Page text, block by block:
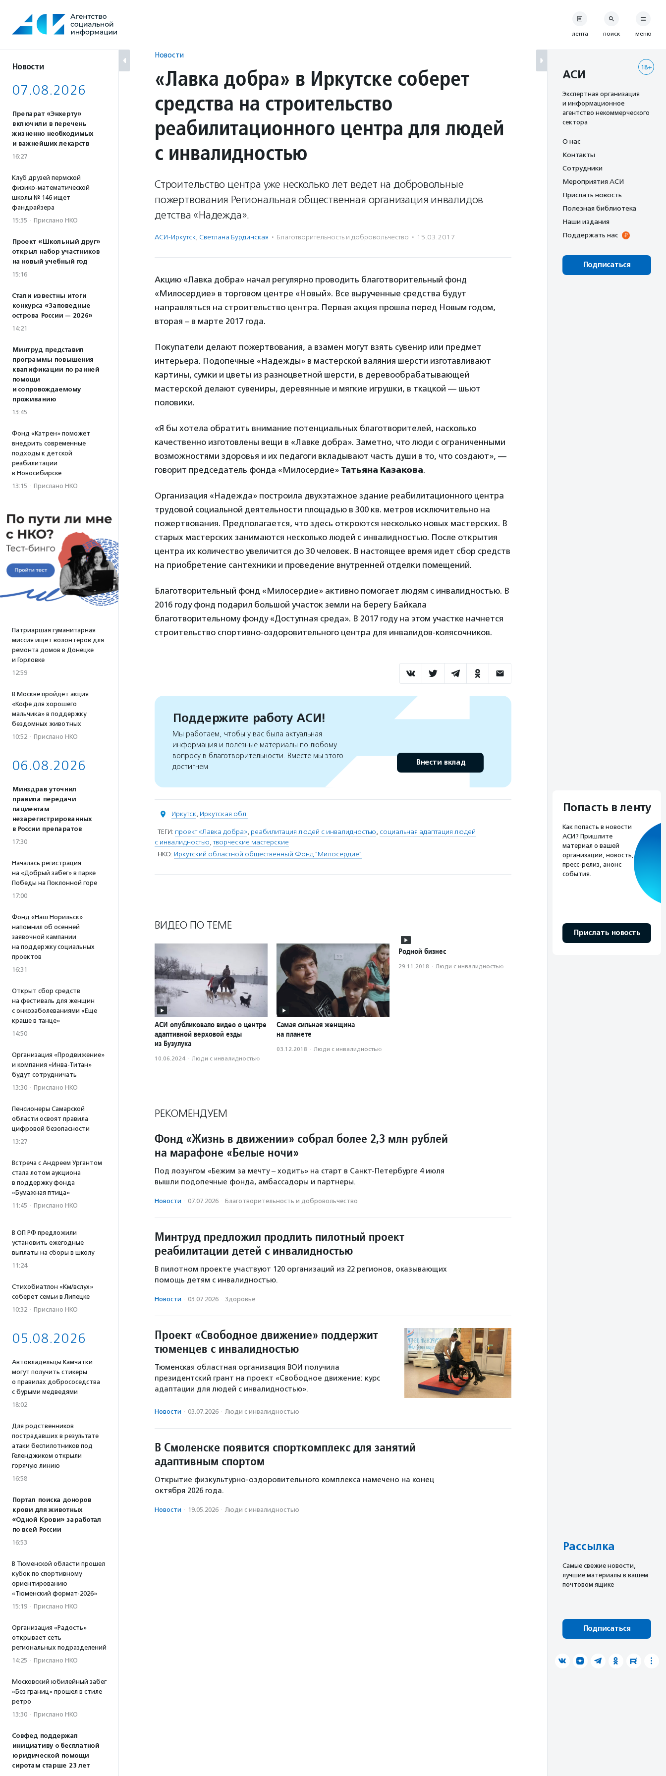
содержанию
Новости
07.08.2026
Препарат «Энхерту»
включили в перечень
жизненно необходимых
и важнейших лекарств
16:27
Клуб друзей пермской
физико-математической
школы № 146 ищет
фандрайзера
15:35 · Прислано НКО
Проект «Школьный друг»
открыл набор участников
на новый учебный год
15:16
Стали известны итоги
конкурса «Заповедные
острова России — 2026»
14:21
Минтруд представил
программы повышения
квалификации по ранней
помощи
и сопровождаемому
проживанию
13:45
Фонд «Катрен» поможет
внедрить современные
подходы к детской
реабилитации
в Новосибирске
13:15 · Прислано НКО
Патриаршая гуманитарная
миссия ищет волонтеров для
ремонта домов в Донецке
и Горловке
12:59
В Москве пройдет акция
«Кофе для хорошего
мальчика» в поддержку
бездомных животных
10:52 · Прислано НКО
06.08.2026
Минздрав уточнил
правила передачи
пациентам
незарегистрированных
в России препаратов
17:30
Началась регистрация
на «Добрый забег» в парке
Победы на Поклонной горе
17:00
Фонд «Наш Норильск»
напомнил об осенней
заявочной кампании
на поддержку социальных
проектов
16:31
Открыт сбор средств
на фестиваль для женщин
с онкозаболеваниями «Еще
краше в танце»
14:50
Организация «Продвижение»
и компания «Инва-Титан»
будут сотрудничать
13:30 · Прислано НКО
Пенсионеры Самарской
области освоят правила
цифровой безопасности
13:27
Встреча с Андреем Ургантом
стала лотом аукциона
в поддержку фонда
«Бумажная птица»
11:45 · Прислано НКО
В ОП РФ предложили
установить ежегодные
выплаты на сборы в школу
11:24
Стихобиатлон «Км/вслух»
соберет семьи в Липецке
10:32 · Прислано НКО
05.08.2026
Автовладельцы Камчатки
могут получить стикеры
о правилах добрососедства
с бурыми медведями
18:02
Для родственников
пострадавших в результате
атаки беспилотников под
Геленджиком открыли
горячую линию
16:58
Портал поиска доноров
крови для животных
«Одной Крови» заработал
по всей России
16:53
В Тюменской области прошел
кубок по спортивному
ориентированию
«Тюменский формат-2026»
15:19 · Прислано НКО
Организация «Радость»
открывает сеть
региональных подразделений
14:25 · Прислано НКО
Московский юбилейный забег
«Без границ» прошел в стиле
ретро
13:30 · Прислано НКО
Совфед поддержал
инициативу о бесплатной
юридической помощи
сиротам старше 23 лет
Новости
«Лавка добра» в Иркутске соберет
средства на строительство
реабилитационного центра для людей
с инвалидностью
Строительство центра уже несколько лет ведет на добровольные
пожертвования Региональная общественная организация инвалидов
детства «Надежда».
АСИ-Иркутск, Светлана Бурдинская · Благотвори­тель­ность и доброволь­чест­во · 15.03.2017
Акцию «Лавка добра» начал регулярно проводить благотворительный фонд
«Милосердие» в торговом центре «Новый». Все вырученные средства будут
направляться на строительство центра. Первая акция прошла перед Новым годом,
вторая – в марте 2017 года.
Покупатели делают пожертвования, а взамен могут взять сувенир или предмет
интерьера. Подопечные «Надежды» в мастерской валяния шерсти изготавливают
картины, сумки и цветы из разноцветной шерсти, в деревообрабатывающей
мастерской делают сувениры, деревянные и мягкие игрушки, в ткацкой — шьют
половики.
«Я бы хотела обратить внимание потенциальных благотворителей, насколько
качественно изготовлены вещи в «Лавке добра». Заметно, что люди с ограниченными
возможностями здоровья и их педагоги вкладывают часть души в то, что создают», —
говорит председатель фонда «Милосердие» Татьяна Казакова.
Организация «Надежда» построила двухэтажное здание реабилитационного центра
трудовой социальной деятельности площадью в 300 кв. метров исключительно на
пожертвования. Предполагается, что здесь откроются несколько новых мастерских. В
старых мастерских занимаются несколько людей с инвалидностью. После открытия
центра их количество увеличится до 30 человек. В настоящее время идет сбор средств
на приобретение сантехники и проведение внутренней отделки помещений.
Благотворительный фонд «Милосердие» активно помогает людям с инвалидностью. В
2016 году фонд подарил большой участок земли на берегу Байкала
благотворительному фонду «Доступная среда». В 2017 году на этом участке начнется
строительство спортивно-оздоровительного центра для инвалидов-колясочников.
Поддержите работу АСИ!
Мы работаем, чтобы у вас была актуальная
информация и полезные материалы по любому
вопросу в благотворительности. Вместе мы этого
достигнем
Внести вклад
Иркутск, Иркутская обл.
ТЕГИ: проект «Лавка добра», реабилитация людей с инвалидностью, социальная адаптация людей
с инвалидностью,творческие мастерские
НКО: Иркутский областной общественный Фонд "Милосердие"
ВИДЕО ПО ТЕМЕ
АСИ опубликовало видео о центре
адаптивной верховой езды
из Бузулука
10.06.2024 · Люди с инвалидностью
Самая сильная женщина
на планете
03.12.2018 · Люди с инвалидностью
Родной бизнес
29.11.2018 · Люди с инвалидностью
РЕКОМЕНДУЕМ
Фонд «Жизнь в движении» собрал более 2,3 млн рублей
на марафоне «Белые ночи»
Под лозунгом «Бежим за мечту – ходить» на старт в Санкт-Петербурге 4 июля
вышли подопечные фонда, амбассадоры и партнеры.
Новости · 07.07.2026 · Благотвори­тель­ность и доброволь­чест­во
Минтруд предложил продлить пилотный проект
реабилитации детей с инвалидностью
В пилотном проекте участвуют 120 организаций из 22 регионов, оказывающих
помощь детям с инвалидностью.
Новости · 03.07.2026 · Здоровье
Проект «Свободное движение» поддержит
тюменцев с инвалидностью
Тюменская областная организация ВОИ получила
президентский грант на проект «Свободное движение: курс
адаптации для людей с инвалидностью».
Новости · 03.07.2026 · Люди с инвалидностью
В Смоленске появится спорткомплекс для занятий
адаптивным спортом
Открытие физкультурно-оздоровительного комплекса намечено на конец
октября 2026 года.
Новости · 19.05.2026 · Люди с инвалидностью
лента поиск меню
18+
АСИ
Экспертная организация
и информационное
агентство некоммерческого
сектора
О нас
Контакты
Сотрудники
Мероприятия АСИ
Прислать новость
Полезная библиотека
Наши издания
Поддержать нас
Подписаться
Попасть в ленту
Как попасть в новости
АСИ? Пришлите
материал о вашей
организации, новость,
пресс-релиз, анонс
события.
Прислать новость
Рассылка
Cамые свежие новости,
лучшие материалы в вашем
почтовом ящике
Подписаться